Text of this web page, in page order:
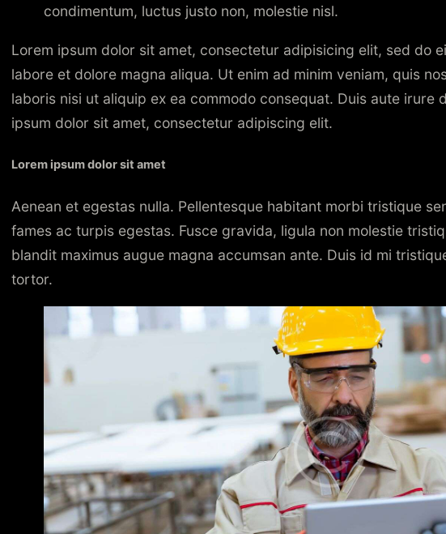
condimentum, luctus justo non, molestie nisl.
Lorem ipsum dolor sit amet, consectetur adipisicing elit, sed do
labore et dolore magna aliqua. Ut enim ad minim veniam, quis
laboris nisi ut aliquip ex ea commodo consequat. Duis aute irure
ipsum dolor sit amet, consectetur adipiscing elit.
Lorem ipsum dolor sit amet
Aenean et egestas nulla. Pellentesque habitant morbi tristique
fames ac turpis egestas. Fusce gravida, ligula non molestie
blandit maximus augue magna accumsan ante. Duis id mi
tortor.